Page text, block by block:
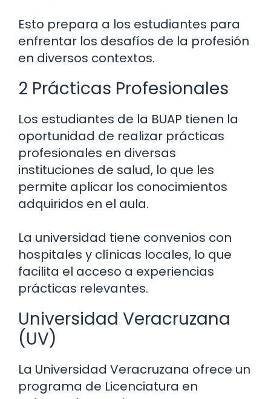
Esto prepara a los estudiantes para
enfrentar los desafíos de la profesión
en diversos contextos.
2 Prácticas Profesionales
Los estudiantes de la BUAP tienen la
oportunidad de realizar prácticas
profesionales en diversas
instituciones de salud, lo que les
permite aplicar los conocimientos
adquiridos en el aula.
La universidad tiene convenios con
hospitales y clínicas locales, lo que
facilita el acceso a experiencias
prácticas relevantes.
Universidad Veracruzana
(UV)
La Universidad Veracruzana ofrece un
programa de Licenciatura en